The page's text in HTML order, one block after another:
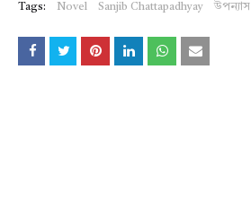
Tags: Novel Sanjib Chattapadhyay উপন্যাস